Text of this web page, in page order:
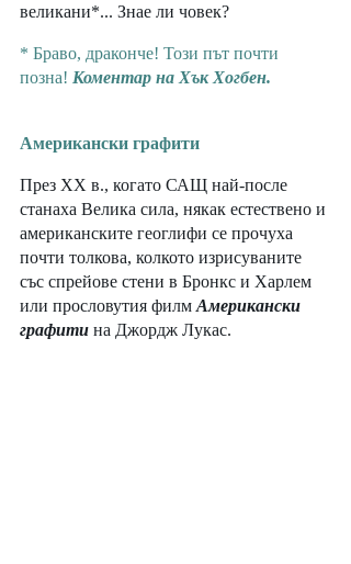
великани*... Знае ли човек?
* Браво, драконче! Този път почти
позна! Коментар на Хък Хогбен.
Американски графити
През XX в., когато САЩ най-после
станаха Велика сила, някак естествено и
американските геоглифи се прочуха
почти толкова, колкото изрисуваните
със спрейове стени в Бронкс и Харлем
или прословутия филм Американски
графити на Джордж Лукас.